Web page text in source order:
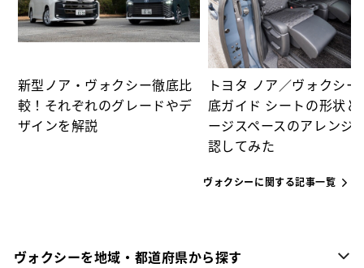
新型ノア・ヴォクシー徹底比
較！それぞれのグレードやデ
ザインを解説
トヨタ ノア／ヴォクシー
底ガイド シートの形状と
ージスペースのアレンジ
認してみた
ヴォクシーに関する記事一覧
ヴォクシーを地域・都道府県から探す